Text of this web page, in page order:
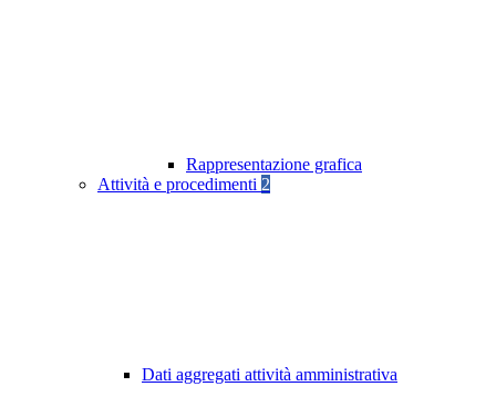
Rappresentazione grafica
Attività e procedimenti 2
Dati aggregati attività amministrativa